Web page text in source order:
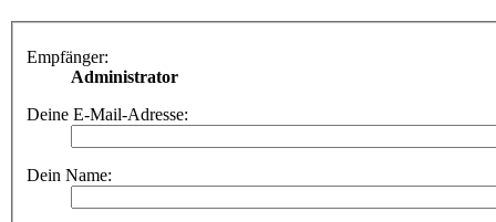
Empfänger:
Administrator
Deine E-Mail-Adresse:
Dein Name: